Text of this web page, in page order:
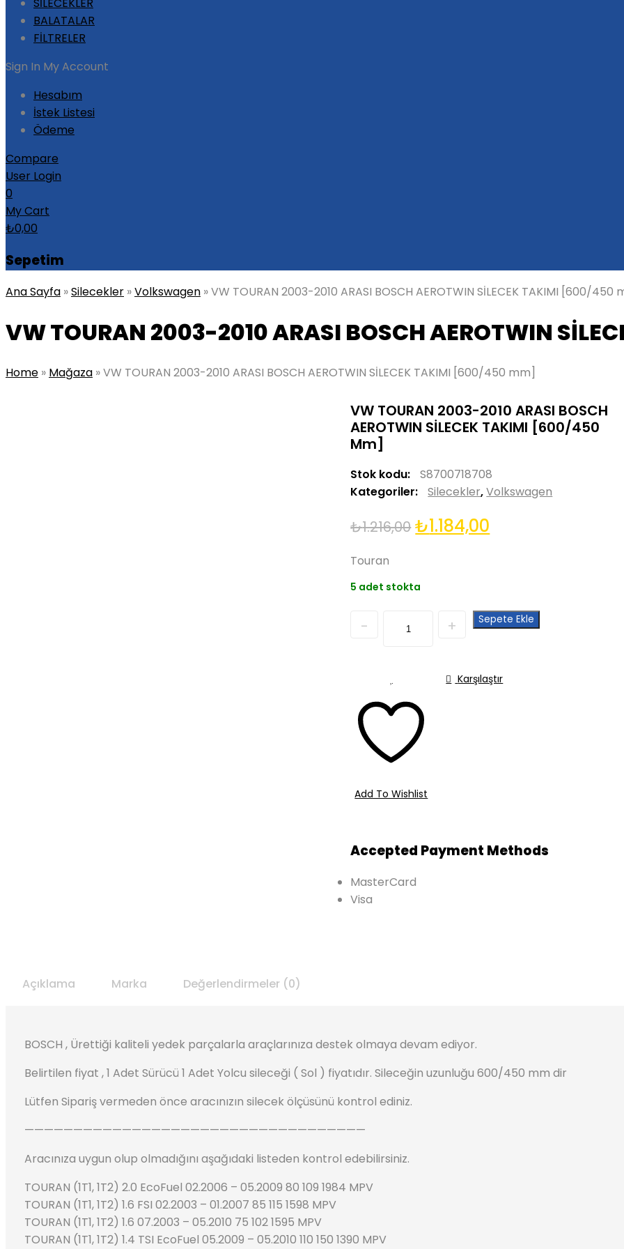
BALATALAR
FİLTRELER
Sign In My Account
Hesabım
İstek Listesi
Ödeme
Compare
User Login
0
My Cart
₺0,00
Sepetim
Ana Sayfa »Silecekler »Volkswagen »VW TOURAN 2003-2010 ARASI BOSCH AEROTWIN SİLECEK TAKIMI [600/450
VW TOURAN 2003-2010 ARASI BOSCH AEROTWIN
Home » Mağaza »VW TOURAN 2003-2010 ARASI BOSCH AEROTWIN SİLECEK TAKIMI [600/450 mm]
VW TOURAN 2003-2010 ARASI BOSCH
AEROTWIN SİLECEK TAKIMI [600/450
Mm]
Stok kodu:
S8700718708
Kategoriler:
Silecekler,Volkswagen
₺1.216,00 Orijinal
₺1.184,00
Touran
5 adet stokta
Sepete Ekle
Add To Wishlist
Karşılaştır
Accepted Payment Methods
MasterCard
Visa
Açıklama Marka Değerlendirmeler (0)
BOSCH , Ürettiği kaliteli yedek parçalarla araçlarınıza destek olmaya devam ediyor.
Belirtilen fiyat , 1 Adet Sürücü 1 Adet Yolcu sileceği ( Sol ) fiyatıdır. Sileceğin uzunluğu 600/450 mm dir
Lütfen Sipariş vermeden önce aracınızın silecek ölçüsünü kontrol ediniz.
———————————————————————————————————
Aracınıza uygun olup olmadığını aşağıdaki listeden kontrol edebilirsiniz.
TOURAN (1T1, 1T2) 2.0 EcoFuel 02.2006 – 05.2009 80 109 1984 MPV
TOURAN (1T1, 1T2) 1.6 FSI 02.2003 – 01.2007 85 115 1598 MPV
TOURAN (1T1, 1T2) 1.6 07.2003 – 05.2010 75 102 1595 MPV
TOURAN (1T1, 1T2) 1.4 TSI EcoFuel 05.2009 – 05.2010 110 150 1390 MPV